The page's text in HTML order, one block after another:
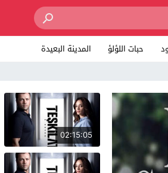
حبات اللؤلؤ المدينة البعيدة
02:15:05